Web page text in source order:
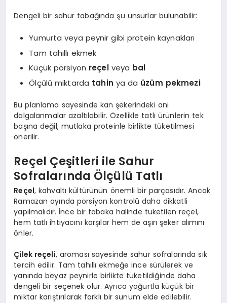
Dengeli bir sahur tabağında şu unsurlar bulunabilir:
Yumurta veya peynir gibi protein kaynakları
Tam tahıllı ekmek
Küçük porsiyon reçelveya bal
Ölçülü miktarda tahin ya da üzüm pekmezi
Bu planlama sayesinde kan şekerindeki ani
dalgalanmalar azaltılabilir. Özellikle tatlı ürünlerin tek
başına değil, mutlaka proteinle birlikte tüketilmesi
önerilir.
Reçel Çeşitleri ile Sahur
Sofralarında Ölçülü Tatlı
Reçel, kahvaltı kültürünün önemli bir parçasıdır. Ancak
Ramazan ayında porsiyon kontrolü daha dikkatli
yapılmalıdır. İnce bir tabaka halinde tüketilen reçel,
hem tatlı ihtiyacını karşılar hem de aşırı şeker alımını
önler.
Çilek reçeli, aroması sayesinde sahur sofralarında sık
tercih edilir. Tam tahıllı ekmeğe ince sürülerek ve
yanında beyaz peynirle birlikte tüketildiğinde daha
dengeli bir seçenek olur. Ayrıca yoğurtla küçük bir
miktar karıştırılarak farklı bir sunum elde edilebilir.